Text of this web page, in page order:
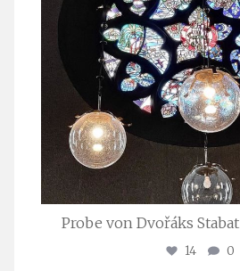
Probe von Dvořáks
14 0